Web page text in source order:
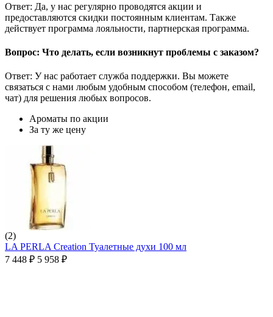
Ответ: Да, у нас регулярно проводятся акции и
предоставляются скидки постоянным клиентам. Также
действует программа лояльности, партнерская программа.
Вопрос: Что делать, если возникнут проблемы с заказом?
Ответ: У нас работает служба поддержки. Вы можете
связаться с нами любым удобным способом (телефон, email,
чат) для решения любых вопросов.
Ароматы по акции
За ту же цену
(2)
LA PERLA Creation Туалетные духи 100 мл
7 448 ₽ 5 958 ₽